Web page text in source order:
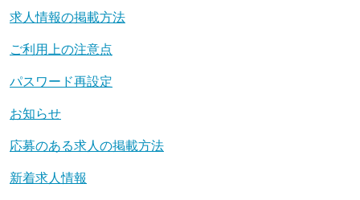
求人情報の掲載方法
ご利用上の注意点
パスワード再設定
お知らせ
応募のある求人の掲載方法
新着求人情報